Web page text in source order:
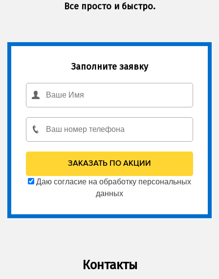
Все просто и быстро.
Заполните заявку
Даю согласие на обработку персональных
данных
Контакты